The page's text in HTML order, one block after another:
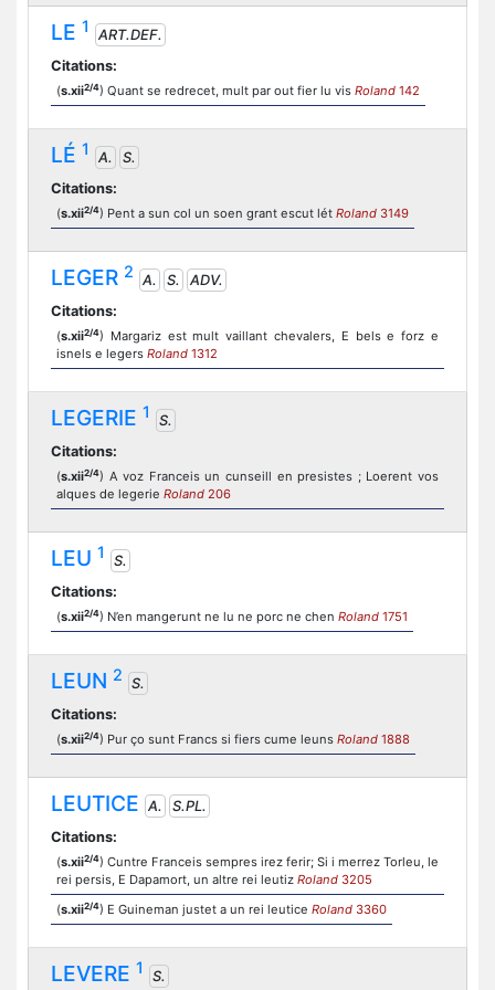
LE 1
ART.DEF.
Citations:
(s.xii2/4) Quant se redrecet, mult par out fier lu vis Roland 142
LÉ 1 A.
S.
Citations:
(s.xii2/4) Pent a sun col un soen grant escut lét Roland 3149
LEGER 2 A. S.
ADV.
Citations:
(s.xii2/4) Margariz est mult vaillant chevalers, E bels e forz e
isnels e legers Roland 1312
LEGERIE 1
S.
Citations:
(s.xii2/4) A voz Franceis un cunseill en presistes ; Loerent vos
alques de legerie Roland 206
LEU 1
S.
Citations:
(s.xii2/4) N’en mangerunt ne lu ne porc ne chen Roland 1751
LEUN 2 S.
Citations:
(s.xii2/4) Pur ço sunt Francs si fiers cume leuns Roland 1888
LEUTICE A.
S.PL.
Citations:
(s.xii2/4) Cuntre Franceis sempres irez ferir; Si i merrez Torleu, le
rei persis, E Dapamort, un altre rei leutiz Roland 3205
(s.xii2/4) E Guineman justet a un rei leutice Roland 3360
LEVERE 1
S.